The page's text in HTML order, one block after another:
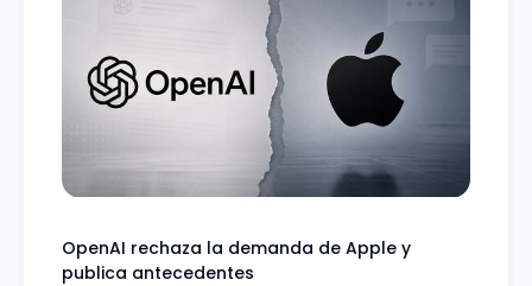
OpenAI rechaza la demanda de Apple y
publica antecedentes